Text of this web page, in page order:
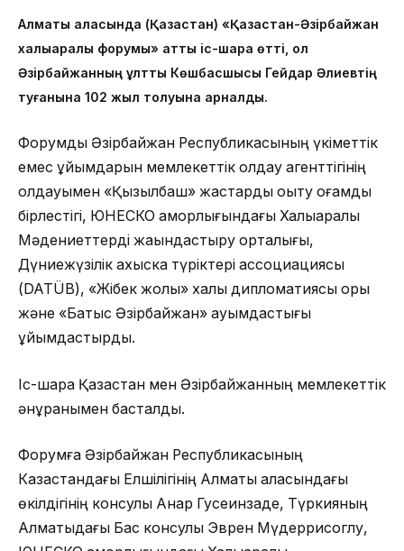
Алматы қаласында (Қазақстан) «Қазақстан-Әзірбайжан
халықаралық форумы» атты іс-шара өтті, ол
Әзірбайжанның ұлттық Көшбасшысы Гейдар Әлиевтің
туғанына 102 жыл толуына арналды.
Форумды Әзірбайжан Республикасының үкіметтік
емес ұйымдарын мемлекеттік қолдау агенттігінің
қолдауымен «Қызылбаш» жастарды оқыту қоғамдық
бірлестігі, ЮНЕСКО қамқорлығындағы Халықаралық
Мәдениеттерді жақындастыру орталығы,
Дүниежүзілік ахыска түріктері ассоциациясы
(DATÜB), «Жібек жолы» халық дипломатиясы қоры
және «Батыс Әзірбайжан» қауымдастығы
ұйымдастырды.
Іс-шара Қазақстан мен Әзірбайжанның мемлекеттік
әнұранымен басталды.
Форумға Әзірбайжан Республикасының
Казақстандағы Елшілігінің Алматы қаласындағы
өкілдігінің консулы Анар Гусеинзаде, Түркияның
Алматыдағы Бас консулы Эврен Мүдеррисоглу,